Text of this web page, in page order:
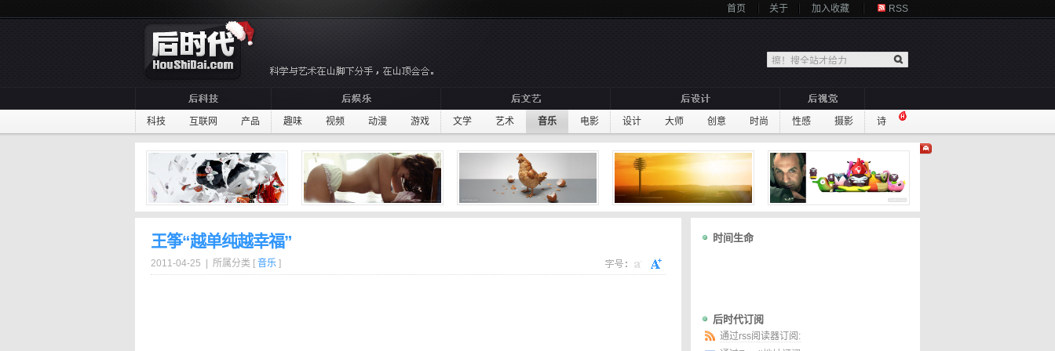
首页 关于 加入收藏 RSS
科技 互联网 产品 趣味 视频 动漫 游戏 文学 艺术 音乐 电影 设计 大师 创意 时尚 性感 摄影 诗
王筝“越单纯越幸福”
2011-04-25 | 所属分类 [ 音乐 ]
时间生命
后时代订阅
通过rss阅读器订阅: